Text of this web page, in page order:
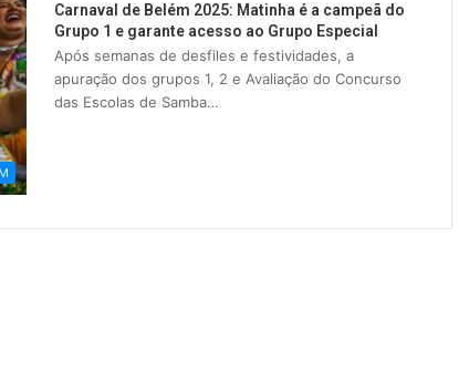
Carnaval de Belém 2025: Matinha é a campeã do
Grupo 1 e garante acesso ao Grupo Especial
Após semanas de desfiles e festividades, a
apuração dos grupos 1, 2 e Avaliação do Concurso
das Escolas de Samba…